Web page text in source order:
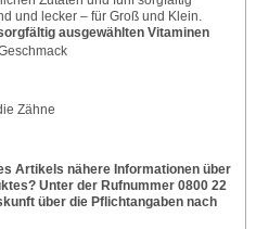
und lecker – für Groß und Klein.
ausgewähl­ten Vitaminen
Zähne
Artikels nähere Informationen über
Unter der Rufnummer 0800 22
über die Pflichtangaben nach